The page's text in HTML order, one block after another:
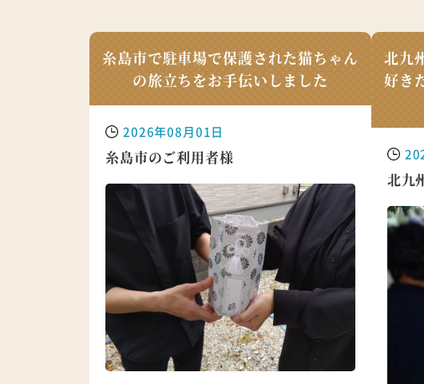
糸島市で駐車場で保護された猫ちゃん
の旅立ちをお手伝いしました
2026年08月01日
糸島市のご利用者様
北九
好き
北九